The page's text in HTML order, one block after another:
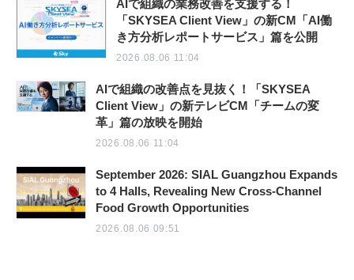
AIで組織の業務改善を支援する！
「SKYSEA Client View」の新CM「AI働
き方分析レポートサービス」篇を公開
2026.08.06 11:04
AIで組織の改善点を見抜く！「SKYSEA
Client View」の新テレビCM「チームの変
革」篇の放映を開始
2026.08.06 11:04
September 2026: SIAL Guangzhou Expands
to 4 Halls, Revealing New Cross-Channel
Food Growth Opportunities
2026.08.06 09:51